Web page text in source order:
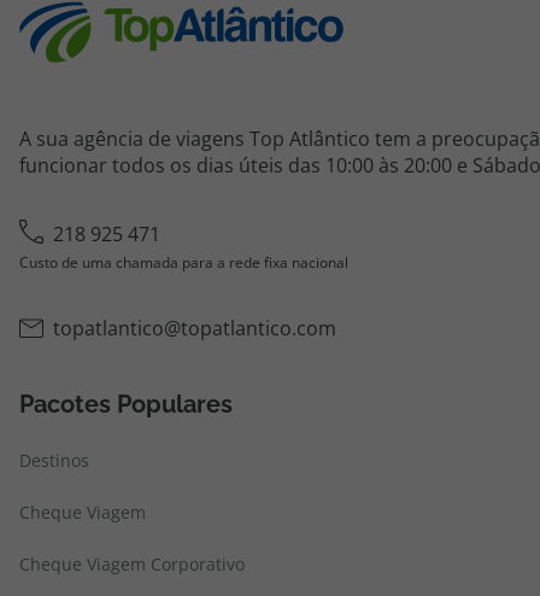
A sua agência de viagens Top Atlântico tem a
funcionar todos os dias úteis das 10:00 às 20:00 e
218 925 471
Custo de uma chamada para a rede fixa nacional
topatlantico@topatlantico.com
Pacotes Populares
Destinos
Cheque Viagem
Cheque Viagem Corporativo